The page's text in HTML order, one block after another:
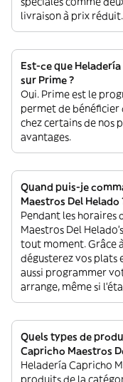
livraison à prix réduit.
Est-ce que
sur Prime ?
Oui. Prime est le
permet de
chez certains de nos
avantages.
Quand puis-je
Maestros Del Helado
Pendant les horaires
Maestros Del
tout moment. Grâce
dégusterez vos plats
aussi programmer
arrange, même si
Quels types de
Capricho Maestros
Heladería Capricho
produits de la